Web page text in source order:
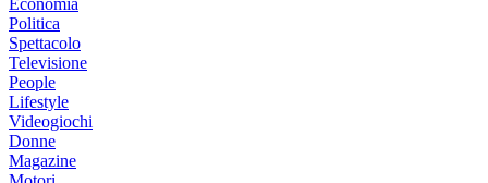
Politica
Spettacolo
Televisione
People
Lifestyle
Videogiochi
Donne
Magazine